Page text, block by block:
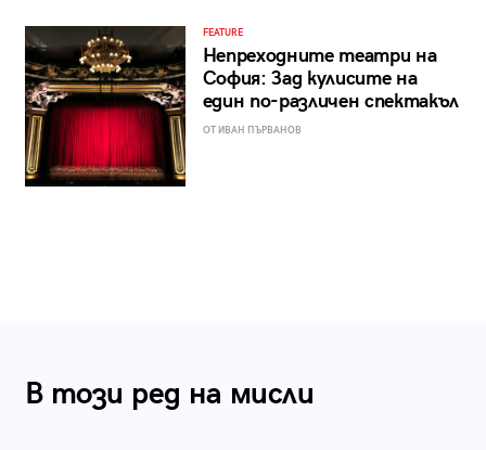
FEATURE
Непреходните театри на
София: Зад кулисите на
един по-различен спектакъл
ОТ ИВАН ПЪРВАНОВ
В този ред на мисли